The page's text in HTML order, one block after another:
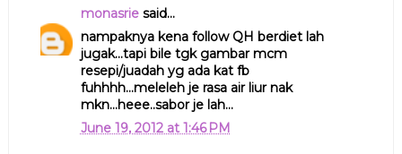
monasriesaid...
nampaknya kena follow QH berdiet lah
jugak...tapi bile tgk gambar mcm
resepi/juadah yg ada kat fb
fuhhhh...meleleh je rasa air liur nak
mkn...heee..sabor je lah...
June 19, 2012 at 1:46 PM